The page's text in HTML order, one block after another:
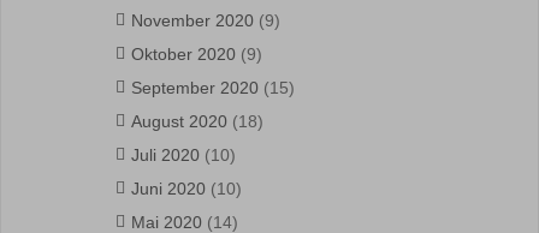
November 2020 (9)
Oktober 2020 (9)
September 2020 (15)
August 2020 (18)
Juli 2020 (10)
Juni 2020 (10)
Mai 2020 (14)